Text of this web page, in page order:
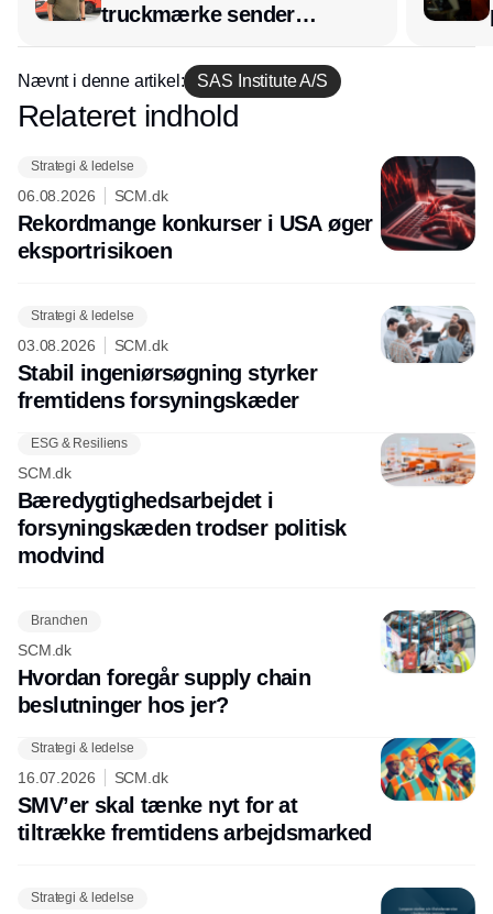
truckmærke sender
lagerchef stafetten videre
hos INOX
Nævnt i denne artikel: SAS Institute A/S
Annonce
Relateret indhold
Strategi & ledelse
06.08.2026 SCM.dk
Rekordmange konkurser i USA øger
eksport­risikoen
Strategi & ledelse
03.08.2026 SCM.dk
Stabil ingeniørsøgning styrker
fremtidens forsyningskæder
ESG & Resiliens
SCM.dk
Bæredygtighedsarbejdet i
forsyningskæden trodser politisk
modvind
Branchen
SCM.dk
Hvordan foregår supply chain
beslutninger hos jer?
Strategi & ledelse
16.07.2026 SCM.dk
SMV’er skal tænke nyt for at
tiltrække fremtidens arbejdsmarked
Strategi & ledelse